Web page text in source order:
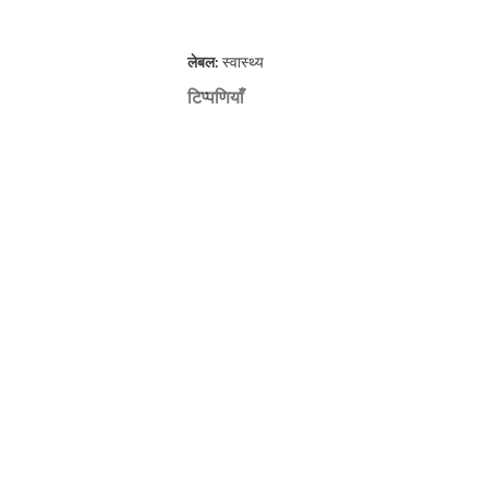
लेबल: स्वास्थ्य
टिप्पणियाँ